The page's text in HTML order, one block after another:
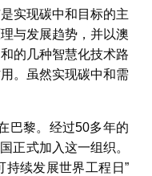
实现碳中和目标的主
与发展趋势，并以澳
的几种智慧化技术路
。虽然实现碳中和需
巴黎。经过50多年的
正式加入这一组织。
续发展世界工程日”